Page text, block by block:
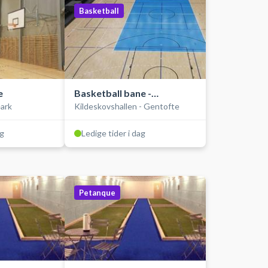
Basketball
Basketball bane -
Opvisningsbanen
Kildeskovshallen - Gentofte
Ledige tider i dag
Petanque